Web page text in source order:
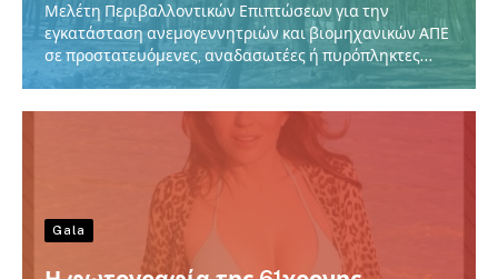
Μελέτη Περιβαλλοντικών Επιπτώσεων για την
εγκατάσταση ανεμογεννητριών και βιομηχανικών ΑΠΕ
σε προστατευόμενες, αναδασωτέες ή πυρόπληκτες…
Gala